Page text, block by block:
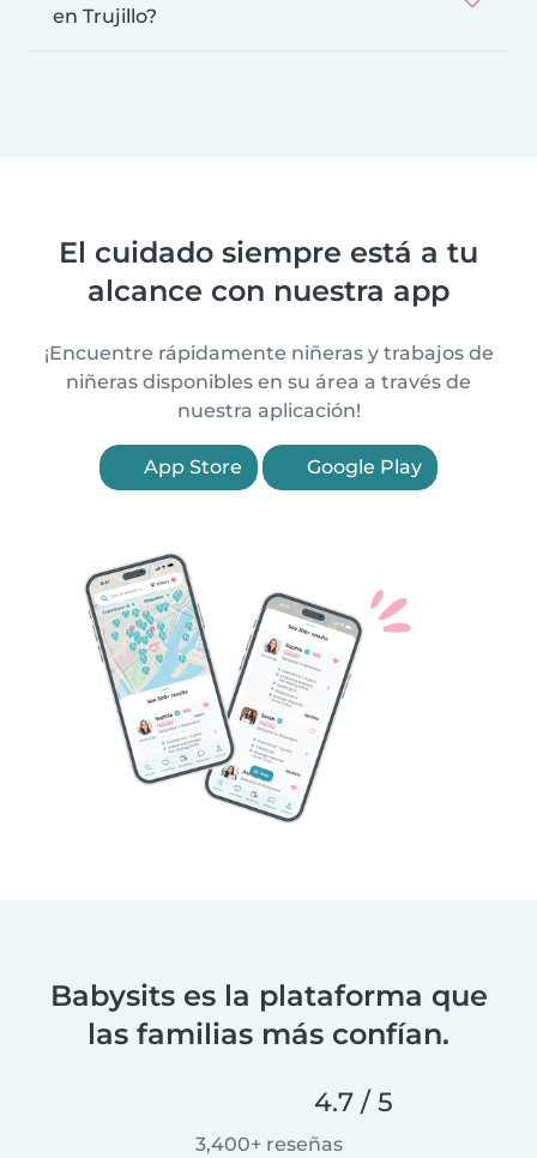
en Trujillo?
El cuidado siempre está a tu
alcance con nuestra app
¡Encuentre rápidamente niñeras y trabajos de
niñeras disponibles en su área a través de
nuestra aplicación!
App Store Google Play
Babysits es la plataforma que
las familias más confían.
4.7 / 5
3,400+ reseñas